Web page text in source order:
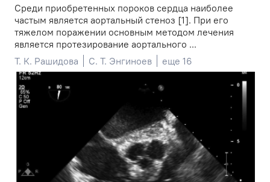
Среди приобретенных пороков сердца наиболее
частым является аортальный стеноз [1]. При его
тяжелом поражении основным методом лечения
является протезирование аортального ...
Т. К. Рашидова
С. Т. Энгиноев еще 16